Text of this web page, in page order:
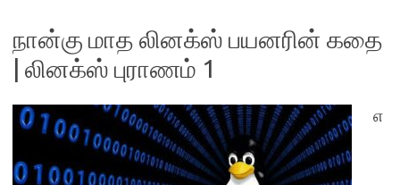
நான்கு மாத லினக்ஸ் பயனரின் கதை
| லினக்ஸ் புராணம் 1
எ